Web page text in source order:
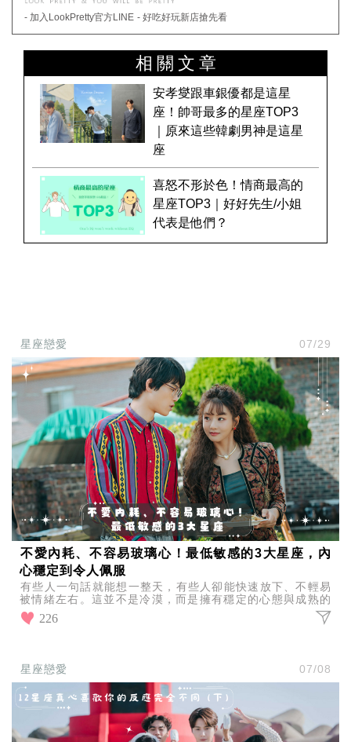
- 加入LookPretty官方LINE - 好吃好玩新店搶先看
相關文章
安孝燮跟車銀優都是這星
座！帥哥最多的星座TOP3
｜原來這些韓劇男神是這星
座
喜怒不形於色！情商最高的
星座TOP3｜好好先生/小姐
代表是他們？
星座戀愛 07/29
不愛內耗、不容易玻璃心！最低敏感的3大星座，內
心穩定到令人佩服
有些人一句話就能想一整天，有些人卻能快速放下、不輕易
被情緒左右。這並不是冷漠，而是擁有穩定的心態與成熟的
情緒管理能力，以下這3大星座，天生就比較不容易陷入內
耗。
226
星座戀愛 07/08